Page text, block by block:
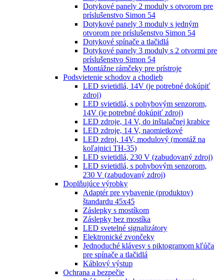
Dotykové panely 2 moduly s otvorom pre
príslušenstvo Simon 54
Dotykové panely 3 moduly s jedným
otvorom pre príslušenstvo Simon 54
Dotykové spínače a tlačidlá
Dotykové panely 3 moduly s 2 otvormi pre
príslušenstvo Simon 54
Montážne rámčeky pre prístroje
Podsvietenie schodov a chodieb
LED svietidlá, 14V (je potrebné dokúpiť
zdroj)
LED svietidlá, s pohybovým senzorom,
14V (je potrebné dokúpiť zdroj)
LED zdroje, 14 V, do inštalačnej krabice
LED zdroje, 14 V, naomietkové
LED zdroj, 14V, modulový (montáž na
koľajnici TH-35)
LED svietidlá, 230 V (zabudovaný zdroj)
LED svietidlá, s pohybovým senzorom,
230 V (zabudovaný zdroj)
Doplňujúce výrobky
Adaptér pre vybavenie (produktov)
štandardu 45x45
Záslepky s mostíkom
Záslepky bez mostíka
LED svetelné signalizátory
Elektronické zvončeky
Jednoduché klávesy s piktogramom kľúča
pre spínače a tlačidlá
Káblový výstup
Ochrana a bezpečie